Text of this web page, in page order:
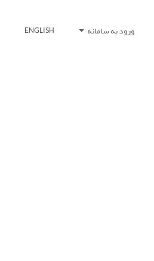
ورود به سامانه ENGLISH